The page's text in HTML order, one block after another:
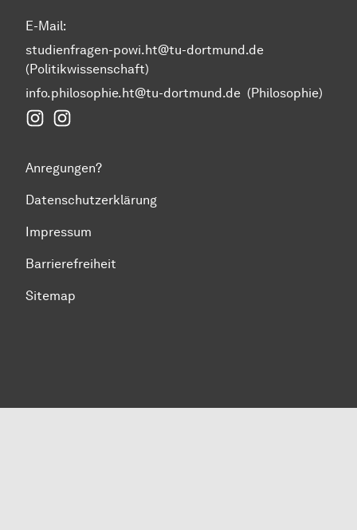
E-Mail:
studienfragen-powi.ht@tu-dortmund.de
(Politikwissenschaft)
info.philosophie.ht@tu-dortmund.de (Philosophie)
Instagram Fakultät Humanwissenschaften und
Anregungen?
Datenschutzerklärung
Impressum
Barrierefreiheit
Sitemap